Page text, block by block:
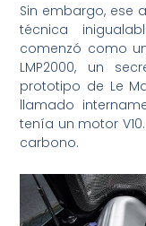
Sin embargo, ese
técnica
comenzó como
LMP2000, un
prototipo de Le
llamado
tenía un motor
carbono.